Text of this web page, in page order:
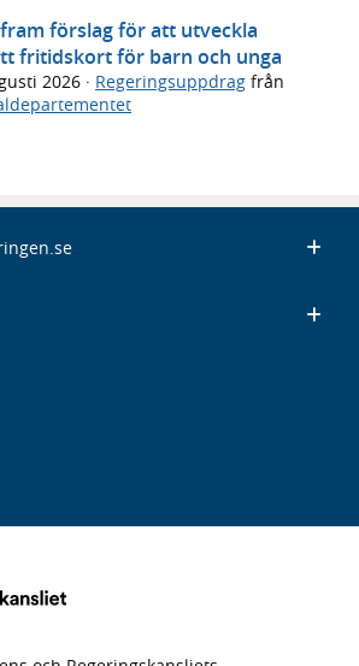
förslag för att utveckla
fritidskort för barn och unga
2026 · Regeringsuppdrag från